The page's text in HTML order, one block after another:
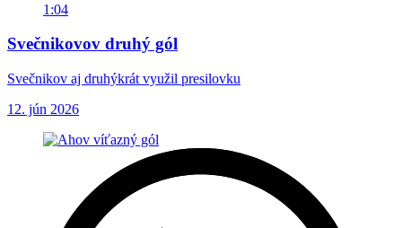
1:04
Svečnikovov druhý gól
Svečnikov aj druhýkrát využil presilovku
12. jún 2026